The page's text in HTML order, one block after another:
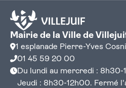
Mairie de la Ville de
1 esplanade Pierre-Yves
01 45 59 20 00
Du lundi au mercredi :
Jeudi : 8h30-12h00. Fermé